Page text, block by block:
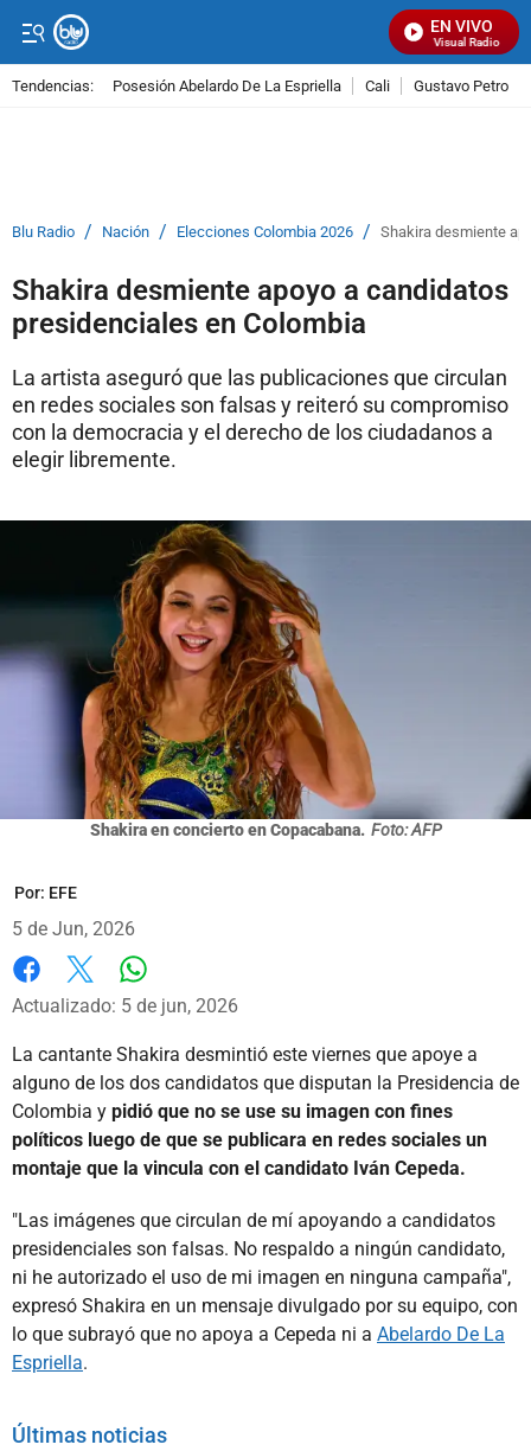
EN VIVO
Señal Visual Radio
Tendencias: Posesión Abelardo De La Espriella Cali Gustavo Petro
Blu Radio / Nación / Elecciones Colombia 2026 / Shakira desmiente
Shakira desmiente apoyo a candidatos
presidenciales en Colombia
La artista aseguró que las publicaciones que circulan
en redes sociales son falsas y reiteró su compromiso
con la democracia y el derecho de los ciudadanos a
elegir libremente.
Shakira en concierto en Copacabana. Foto: AFP
Por: EFE
5 de Jun, 2026
Facebook
X
Actualizado: 5 de jun, 2026
La cantante Shakira desmintió este viernes que apoye a
alguno de los dos candidatos que disputan la Presidencia de
Colombia y pidió que no se use su imagen con fines
políticos luego de que se publicara en redes sociales un
montaje que la vincula con el candidato Iván Cepeda.
"Las imágenes que circulan de mí apoyando a candidatos
presidenciales son falsas. No respaldo a ningún candidato,
ni he autorizado el uso de mi imagen en ninguna campaña",
expresó Shakira en un mensaje divulgado por su equipo, con
lo que subrayó que no apoya a Cepeda ni a Abelardo De La
Espriella.
Últimas noticias